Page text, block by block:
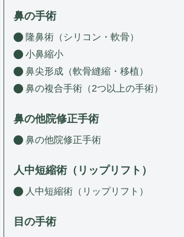
鼻の手術
隆鼻術（シリコン・軟骨）
小鼻縮小
鼻尖形成（軟骨縫縮・移植）
鼻の複合手術（2つ以上の手術）
鼻の他院修正手術
鼻の他院修正手術
人中短縮術（リップリフト）
人中短縮術（リップリフト）
目の手術